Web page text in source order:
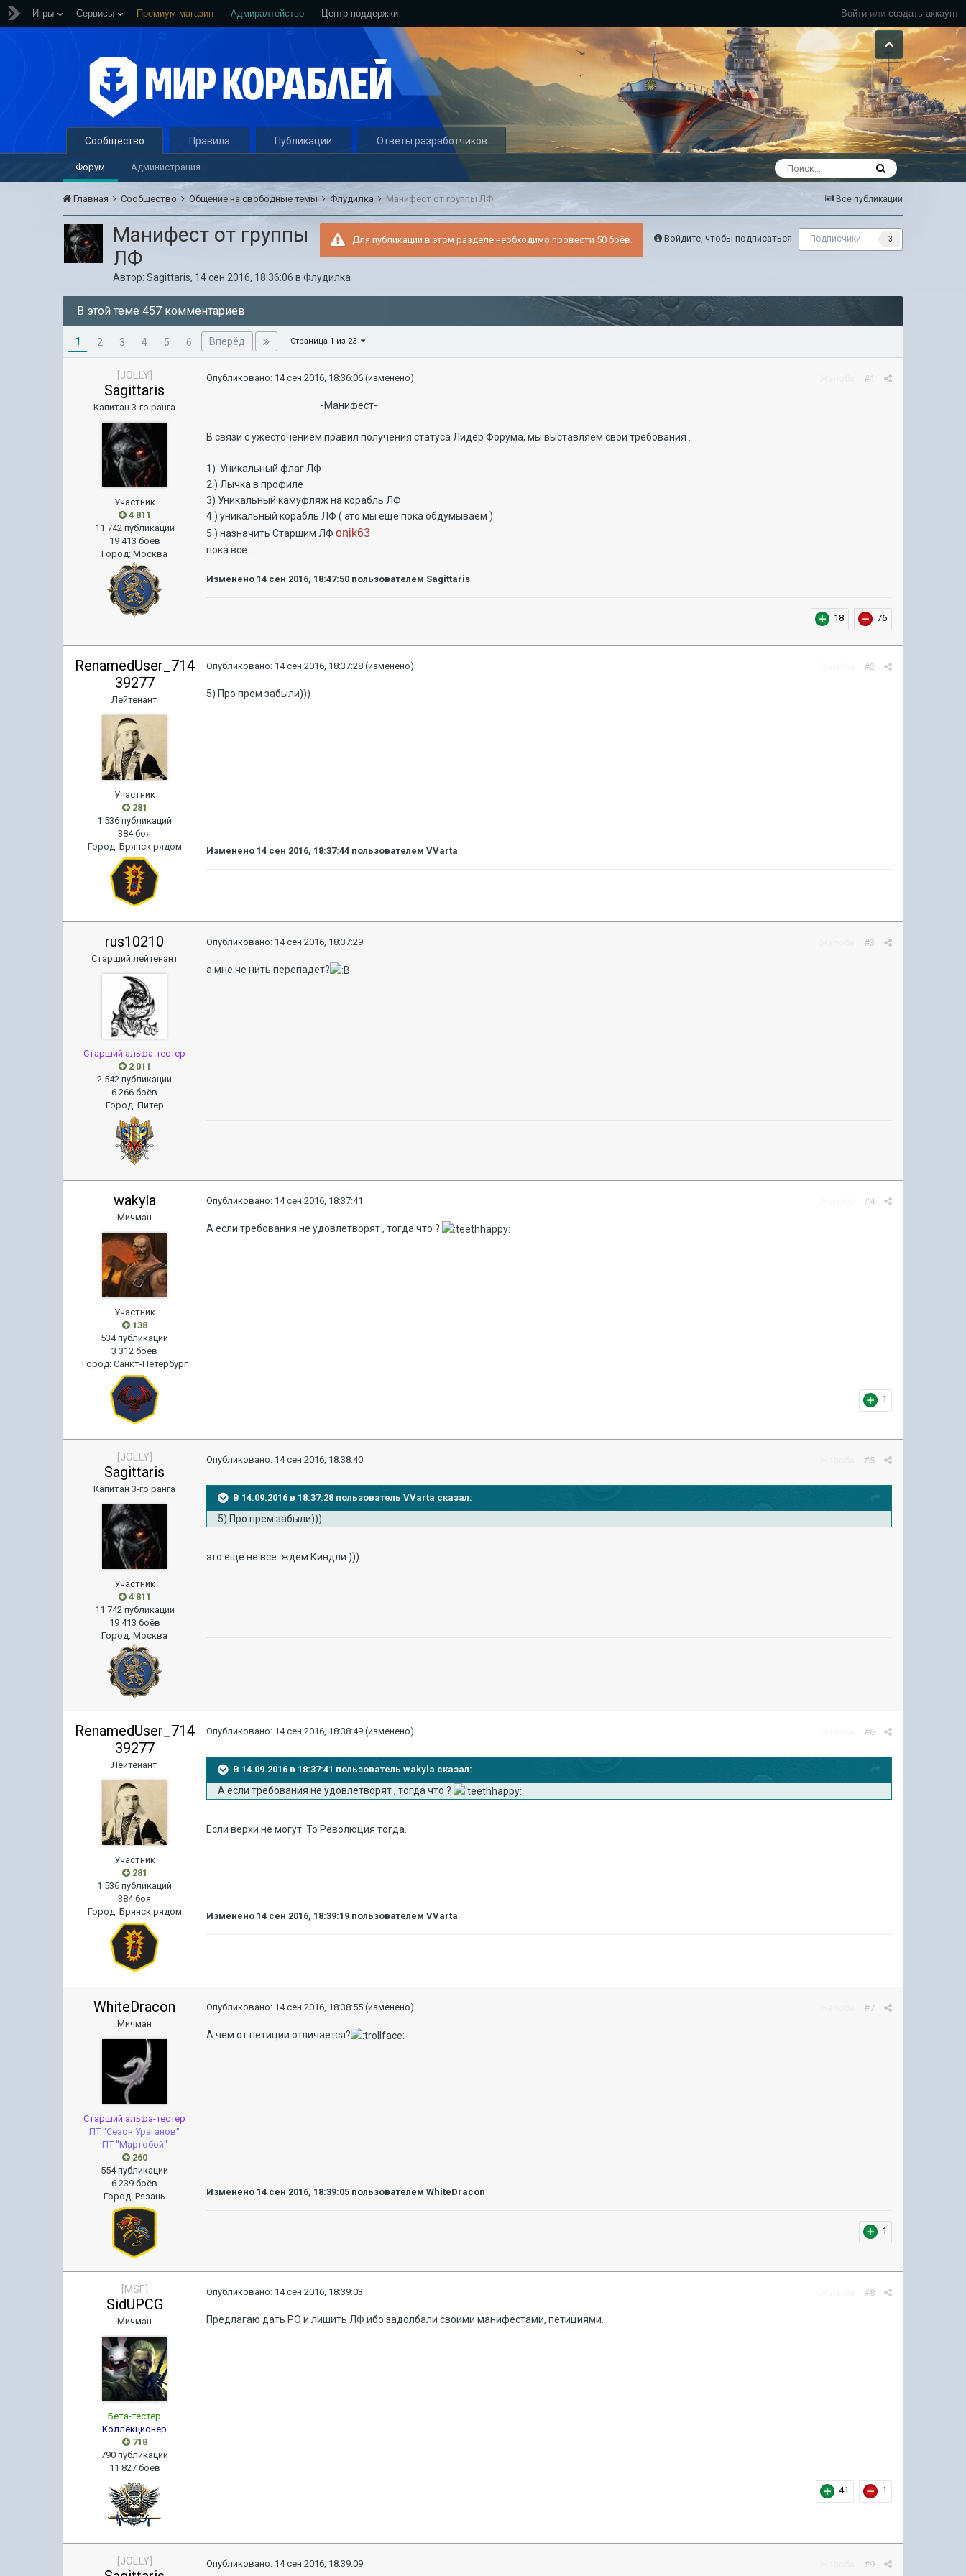
Войти или создать аккаунт
Игры Сервисы Премиум магазин Адмиралтейство Центр поддержки
Сообщество
Форум Администрация
Правила Публикации Ответы разработчиков
Все публикации
Главная Сообщество Общение на свободные темы Флудилка Манифест от группы ЛФ
Войдите, чтобы подписаться Подписчики 3
Для публикации в этом разделе необходимо провести 50 боёв.
Манифест от группы
ЛФ
Автор:Sagittaris, 14 сен 2016, 18:36:06 вФлудилка
В этой теме 457 комментариев
1 2 3 4 5 6 Вперёд Страница 1 из 23
[JOLLY]
Sagittaris
Капитан 3-го ранга
Участник
4 811
11 742 публикации
19 413 боёв
Город:Москва
#1
Опубликовано: 14 сен 2016, 18:36:06 (изменено)
-Манифест-
В связи с ужесточением правил получения статуса Лидер Форума, мы выставляем свои требования .
1) Уникальный флаг ЛФ
2 ) Лычка в профиле
3) Уникальный камуфляж на корабль ЛФ
4 ) уникальный корабль ЛФ ( это мы еще пока обдумываем )
5 ) назначить Старшим ЛФonik63
пока все...
Изменено 14 сен 2016, 18:47:50 пользователем Sagittaris
18 76
RenamedUser_714
39277
Лейтенант
Участник
281
1 536 публикаций
384 боя
Город: Брянск рядом
#2
Опубликовано: 14 сен 2016, 18:37:28 (изменено)
5) Про прем забыли)))
Изменено 14 сен 2016, 18:37:44 пользователем VVarta
rus10210
Старший лейтенант
Старший альфа-тестер
2 011
2 542 публикации
6 266 боёв
Город: Питер
#3
Опубликовано: 14 сен 2016, 18:37:29
а мне че нить перепадет?
wakyla
Мичман
Участник
138
534 публикации
3 312 боёв
Город: Санкт-Петербург
#4
Опубликовано: 14 сен 2016, 18:37:41
А если требования не удовлетворят , тогда что ?
1
[JOLLY]
Sagittaris
Капитан 3-го ранга
Участник
4 811
11 742 публикации
19 413 боёв
Город:Москва
#5
Опубликовано: 14 сен 2016, 18:38:40
В 14.09.2016 в 18:37:28 пользователь VVarta сказал:
5) Про прем забыли)))
это еще не все. ждем Киндли )))
RenamedUser_714
39277
Лейтенант
Участник
281
1 536 публикаций
384 боя
Город: Брянск рядом
#6
Опубликовано: 14 сен 2016, 18:38:49 (изменено)
В 14.09.2016 в 18:37:41 пользователь wakyla сказал:
А если требования не удовлетворят , тогда что ?
Если верхи не могут. То Революция тогда.
Изменено 14 сен 2016, 18:39:19 пользователем VVarta
WhiteDracon
Мичман
Старший альфа-тестер
ПТ ''Сезон Ураганов''
ПТ ''Мартобой''
260
554 публикации
6 239 боёв
Город:Рязань
#7
Опубликовано: 14 сен 2016, 18:38:55 (изменено)
А чем от петиции отличается?
Изменено 14 сен 2016, 18:39:05 пользователем WhiteDracon
1
[MSF]
SidUPCG
Мичман
Бета-тестер
Коллекционер
718
790 публикаций
11 827 боёв
#8
Опубликовано: 14 сен 2016, 18:39:03
Предлагаю дать РО и лишить ЛФ ибо задолбали своими манифестами, петициями.
41 1
[JOLLY] #9
Опубликовано: 14 сен 2016, 18:39:09